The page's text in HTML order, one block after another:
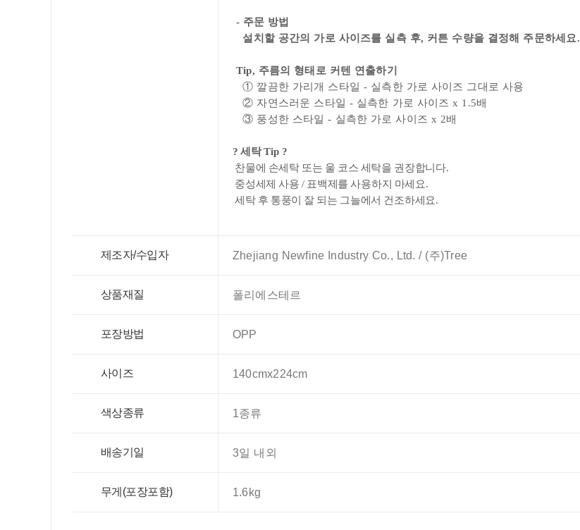
- 주문 방법
설치할 공간의 가로 사이즈를 실측 후, 커튼 수량을 결정해 주문하세요.
Tip, 주름의 형태로 커텐 연출하기
① 깔끔한 가리개 스타일 - 실측한 가로 사이즈 그대로 사용
② 자연스러운 스타일 - 실측한 가로 사이즈 x 1.5배
③ 풍성한 스타일 - 실측한 가로 사이즈 x 2배
? 세탁 Tip ?
찬물에 손세탁 또는 울 코스 세탁을 권장합니다.
중성세제 사용 / 표백제를 사용하지 마세요.
세탁 후 통풍이 잘 되는 그늘에서 건조하세요.
제조자/수입자 Zhejiang Newfine Industry Co., Ltd. / (주)Tree
상품재질 폴리에스테르
포장방법 OPP
사이즈 140cmx224cm
색상종류 1종류
배송기일 3일 내외
무게(포장포함) 1.6kg